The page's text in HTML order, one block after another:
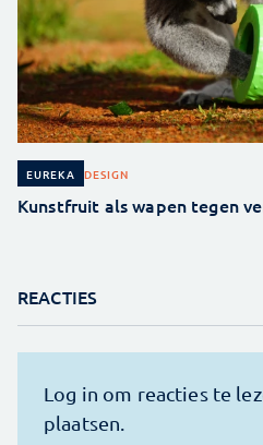
EUREKA DESIGN
Kunstfruit als wapen tegen
REACTIES